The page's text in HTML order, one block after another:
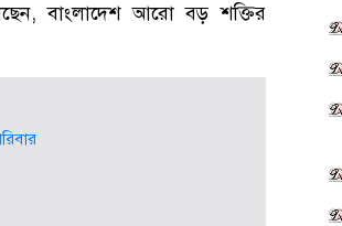
বাংলাদেশ আরো বড় শক্তির